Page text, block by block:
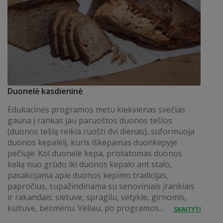
Duonelė kasdieninė
Edukacinės programos metu kiekvienas svečias
gauna į rankas jau paruoštos duonos tešlos
(duonos tešlą reikia ruošti dvi dienas), suformuoja
duonos kepalėlį, kuris iškepamas duonkepyje
pečiuje. Kol duonelė kepa, pristatomas duonos
kelią nuo grūdo iki duonos kepalo ant stalo,
pasakojama apie duonos kepimo tradicijas,
papročius, supažindinama su senoviniais įrankiais
ir rakandais: sietuve, spragilu, vėtykle, girnomis,
kultuve, bezmėnu. Vėliau, po programos...
SKAITYTI